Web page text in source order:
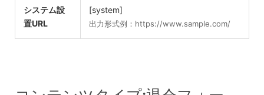
システム設
置URL
[system]
出力形式例：https://www.sample.com/